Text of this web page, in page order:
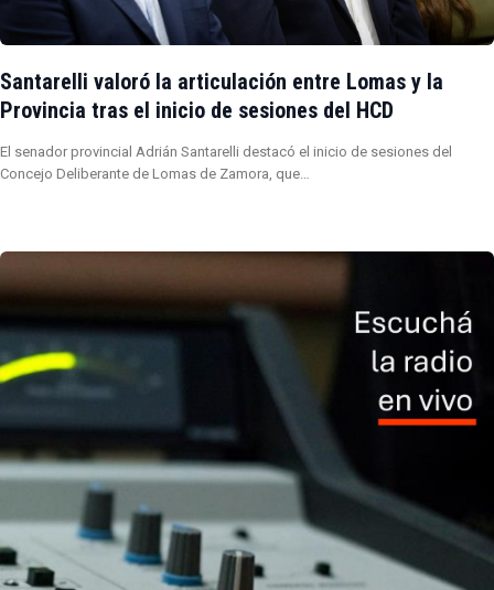
Santarelli valoró la articulación entre Lomas y la
Provincia tras el inicio de sesiones del HCD
El senador provincial Adrián Santarelli destacó el inicio de sesiones del
Concejo Deliberante de Lomas de Zamora, que…